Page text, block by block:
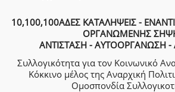
10,100,100ΑΔΕΣ ΚΑΤΑΛΗΨΕΙΣ -
ΟΡΓΑΝΩΜΕΝΗΣ
ΑΝΤΙΣΤΑΣΗ - ΑΥΤΟΟΡΓΑΝΩΣΗ -
Συλλογικότητα για τον Κοινωνικό
Κόκκινο μέλος της Αναρχική
Ομοσπονδία